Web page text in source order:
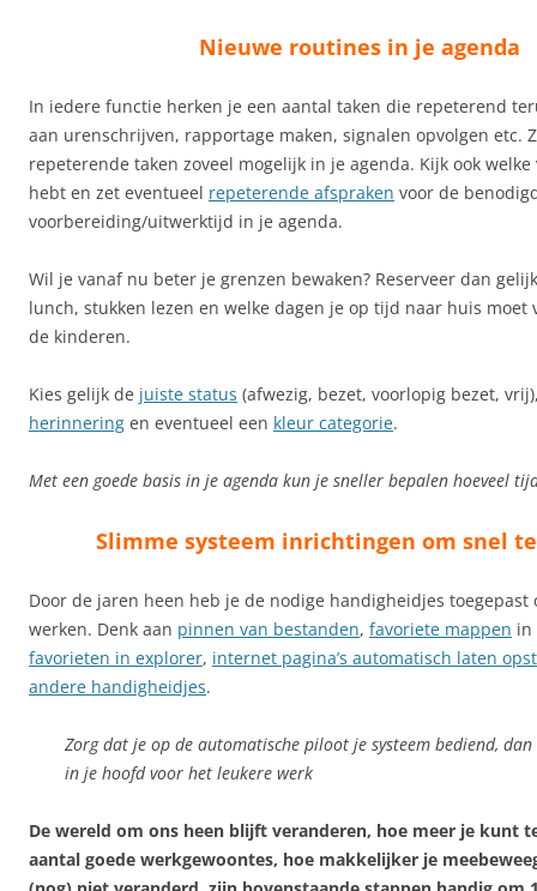
Nieuwe routines in je agenda
In iedere functie herken je een aantal taken die repeterend
aan urenschrijven, rapportage maken, signalen opvolgen etc.
repeterende taken zoveel mogelijk in je agenda. Kijk ook
hebt en zet eventueel repeterende afspraken voor de
voorbereiding/uitwerktijd in je agenda.
Wil je vanaf nu beter je grenzen bewaken? Reserveer dan
lunch, stukken lezen en welke dagen je op tijd naar huis moet
de kinderen.
Kies gelijk de juiste status (afwezig, bezet, voorlopig bezet,
herinnering en eventueel een kleur categorie.
Met een goede basis in je agenda kun je sneller bepalen hoeveel
Slimme systeem inrichtingen om snel
Door de jaren heen heb je de nodige handigheidjes toegepast
werken. Denk aan pinnen van bestanden, favoriete mappen in
favorieten in explorer, internet pagina’s automatisch laten
andere handigheidjes.
Zorg dat je op de automatische piloot je systeem bediend,
in je hoofd voor het leukere werk
De wereld om ons heen blijft veranderen, hoe meer je kunt
aantal goede werkgewoontes, hoe makkelijker je